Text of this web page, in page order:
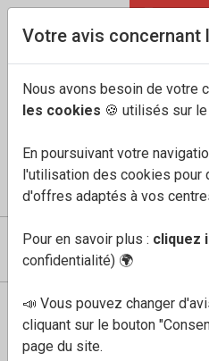
04 91
COMPTE MES
Boutique Homme eddy
Votre avis concernant
Nous avons besoin de votre
les cookies 🍪 utilisés sur
En poursuivant votre
l'utilisation des cookies
d'offres adaptés à vos
Pour en savoir plus : cliquez
confidentialité) 🌍
📣 Vous pouvez changer
cliquant sur le bouton
page du site.